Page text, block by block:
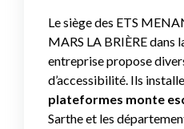
Le siège des ETS
MARS LA BRIÈRE dans
entreprise propose
d’accessibilité. Ils
plateformes monte
Sarthe et les